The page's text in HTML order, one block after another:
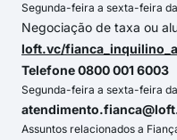
Segunda-feira a sexta-feira
Negociação de taxa ou
loft.vc/
Telefone 0800 001 6003
Segunda-feira a sexta-feira
Assuntos relacionados a